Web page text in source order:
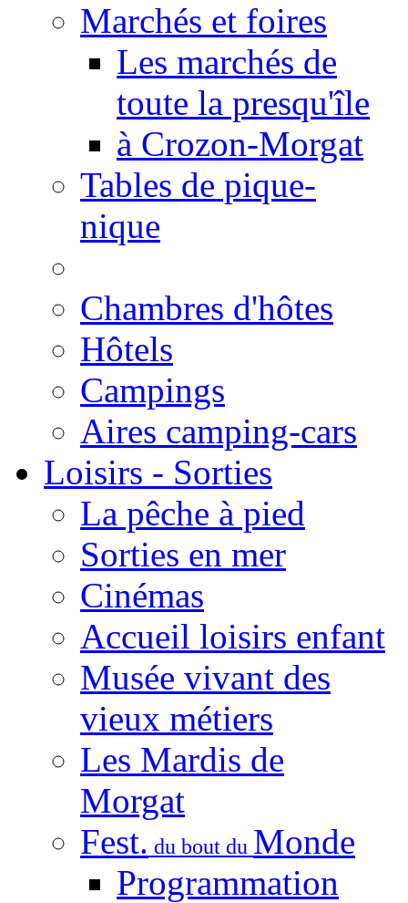
Marchés et foires
Les marchés de
toute la presqu'île
à Crozon-Morgat
Tables de pique-
nique
Chambres d'hôtes
Hôtels
Campings
Aires camping-cars
Loisirs - Sorties
La pêche à pied
Sorties en mer
Cinémas
Accueil loisirs enfant
Musée vivant des
vieux métiers
Les Mardis de
Morgat
Fest. du bout du Monde
Programmation